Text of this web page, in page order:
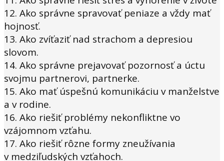
12. Ako správne spravovať peniaze a vždy mať
hojnosť.
13. Ako zvíťaziť nad strachom a depresiou
slovom.
14. Ako správne prejavovať pozornosť a úctu
svojmu partnerovi, partnerke.
15. Ako mať úspešnú komunikáciu v manželstve
a v rodine.
16. Ako riešiť problémy nekonfliktne vo
vzájomnom vzťahu.
17. Ako riešiť rôzne formy zneužívania
v medziľudských vzťahoch.